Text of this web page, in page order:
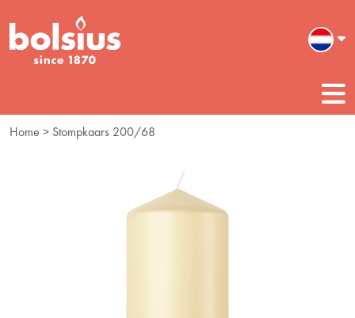
Home > Stompkaars 200/68